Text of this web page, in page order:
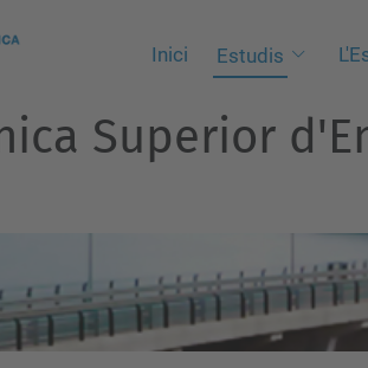
Inici Estudis
Superior